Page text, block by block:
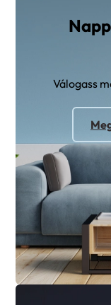
Válogass